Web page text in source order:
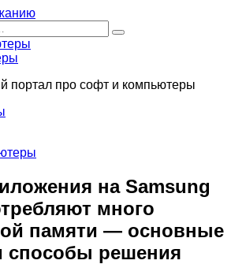
портал про софт и компьютеры
на Samsung
много
памяти — основные
способы решения